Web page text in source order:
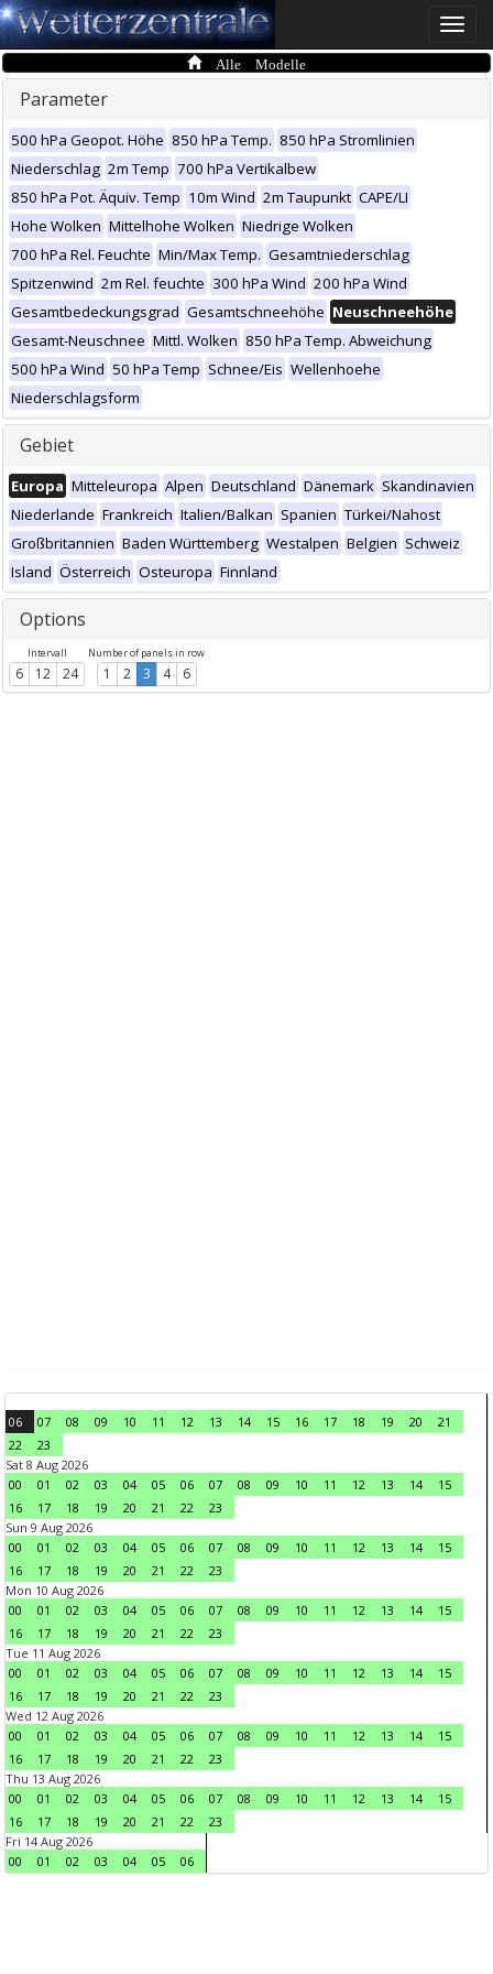
Toggle
Alle Modelle
Parameter
500 hPa Geopot. Höhe 850 hPa Temp. 850 hPa Stromlinien
Niederschlag 2m Temp 700 hPa Vertikalbew
850 hPa Pot. Äquiv. Temp 10m Wind 2m Taupunkt CAPE/LI
Hohe Wolken Mittelhohe Wolken Niedrige Wolken
700 hPa Rel. Feuchte Min/Max Temp. Gesamtniederschlag
Spitzenwind 2m Rel. feuchte 300 hPa Wind 200 hPa Wind
Gesamtbedeckungsgrad Gesamtschneehöhe Neuschneehöhe
Gesamt-Neuschnee Mittl. Wolken 850 hPa Temp. Abweichung
500 hPa Wind 50 hPa Temp Schnee/Eis Wellenhoehe
Niederschlagsform
Gebiet
Europa Mitteleuropa Alpen Deutschland Dänemark Skandinavien
Niederlande Frankreich Italien/Balkan Spanien Türkei/Nahost
Großbritannien Baden Württemberg Westalpen Belgien Schweiz
Island Österreich Osteuropa Finnland
Options
Intervall
6 12 24
Number of panels in row
1 2 3 4 6
06 07 08 09 10 11 12 13 14 15 16 17 18 19 20
21
22
23
Sat 8 Aug 2026
00
01 02 03 04 05 06 07 08 09 10 11 12 13 14
15
16
17 18 19 20 21 22
23
Sun 9 Aug 2026
00
01 02 03 04 05 06 07 08 09 10 11 12 13 14
15
16
17 18 19 20 21 22
23
Mon 10 Aug 2026
00
01 02 03 04 05 06 07 08 09 10 11 12 13 14
15
16
17 18 19 20 21 22
23
Tue 11 Aug 2026
00
01 02 03 04 05 06 07 08 09 10 11 12 13 14
15
16
17 18 19 20 21 22
23
Wed 12 Aug 2026
00
01 02 03 04 05 06 07 08 09 10 11 12 13 14
15
16
17 18 19 20 21 22
23
Thu 13 Aug 2026
00
01 02 03 04 05 06 07 08 09 10 11 12 13 14
15
16
17 18 19 20 21 22
23
Fri 14 Aug 2026
00
01 02 03 04 05 06